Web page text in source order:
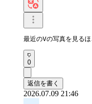
最近のVの写真を見る
0
返信を書く
2026.07.09 21:46